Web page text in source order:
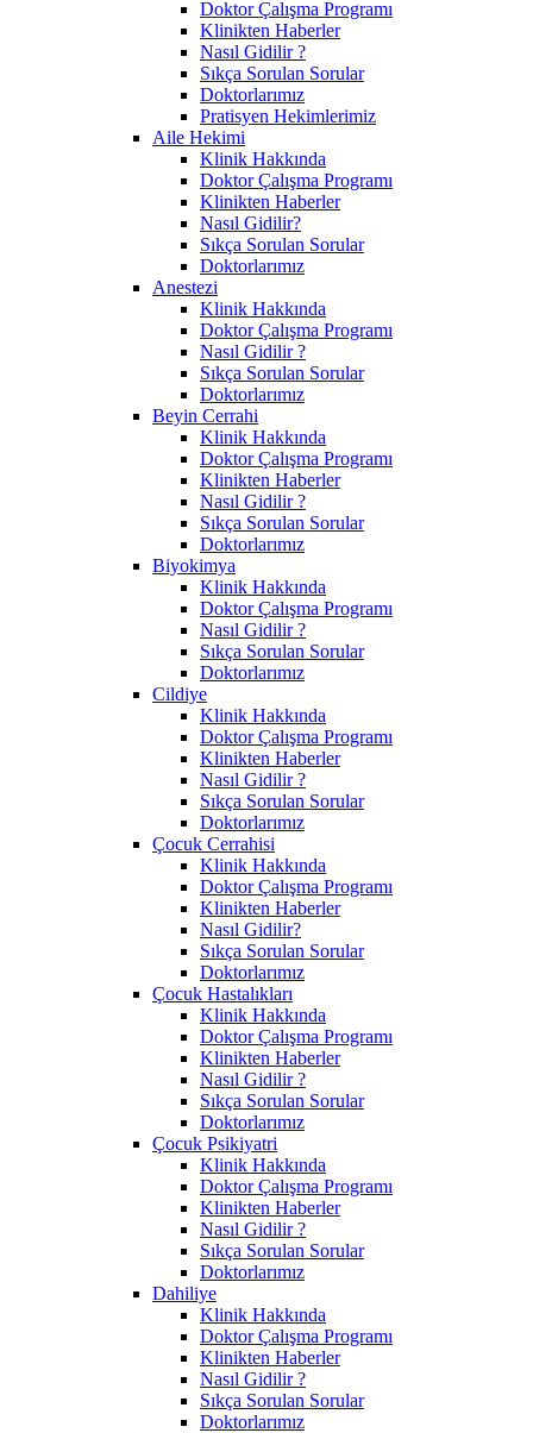
Doktor Çalışma Programı
Klinikten Haberler
Nasıl Gidilir ?
Sıkça Sorulan Sorular
Doktorlarımız
Pratisyen Hekimlerimiz
Aile Hekimi
Klinik Hakkında
Doktor Çalışma Programı
Klinikten Haberler
Nasıl Gidilir?
Sıkça Sorulan Sorular
Doktorlarımız
Anestezi
Klinik Hakkında
Doktor Çalışma Programı
Nasıl Gidilir ?
Sıkça Sorulan Sorular
Doktorlarımız
Beyin Cerrahi
Klinik Hakkında
Doktor Çalışma Programı
Klinikten Haberler
Nasıl Gidilir ?
Sıkça Sorulan Sorular
Doktorlarımız
Biyokimya
Klinik Hakkında
Doktor Çalışma Programı
Nasıl Gidilir ?
Sıkça Sorulan Sorular
Doktorlarımız
Cildiye
Klinik Hakkında
Doktor Çalışma Programı
Klinikten Haberler
Nasıl Gidilir ?
Sıkça Sorulan Sorular
Doktorlarımız
Çocuk Cerrahisi
Klinik Hakkında
Doktor Çalışma Programı
Klinikten Haberler
Nasıl Gidilir?
Sıkça Sorulan Sorular
Doktorlarımız
Çocuk Hastalıkları
Klinik Hakkında
Doktor Çalışma Programı
Klinikten Haberler
Nasıl Gidilir ?
Sıkça Sorulan Sorular
Doktorlarımız
Çocuk Psikiyatri
Klinik Hakkında
Doktor Çalışma Programı
Klinikten Haberler
Nasıl Gidilir ?
Sıkça Sorulan Sorular
Doktorlarımız
Dahiliye
Klinik Hakkında
Doktor Çalışma Programı
Klinikten Haberler
Nasıl Gidilir ?
Sıkça Sorulan Sorular
Doktorlarımız